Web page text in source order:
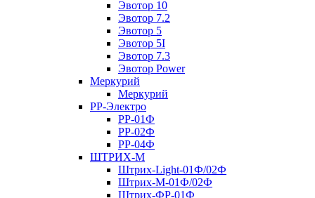
Эвотор 10
Эвотор 7.2
Эвотор 5
Эвотор 5I
Эвотор 7.3
Эвотор Power
Меркурий
Меркурий
РР-Электро
РР-01Ф
РР-02Ф
РР-04Ф
ШТРИХ-М
Штрих-Light-01Ф/02Ф
Штрих-М-01Ф/02Ф
Штрих-ФР-01Ф